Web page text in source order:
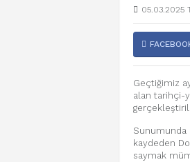
05.03.2025
Geçtiğimiz
alan tarihçi-
Sunumunda
kaydeden
saymak